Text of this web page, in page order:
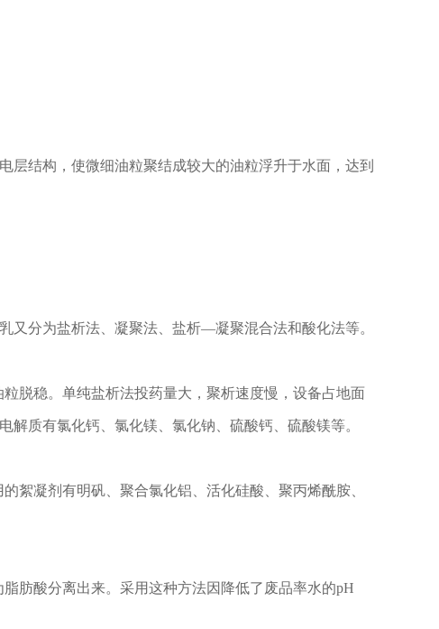
结构，使微细油粒聚结成较大的油粒浮升于水面，达到
分为盐析法、凝聚法、盐析—凝聚混合法和酸化法等。
脱稳。单纯盐析法投药量大，聚析速度慢，设备占地面
质有氯化钙、氯化镁、氯化钠、硫酸钙、硫酸镁等。
凝剂有明矾、聚合氯化铝、活化硅酸、聚丙烯酰胺、
肪酸分离出来。采用这种方法因降低了废品率水的pH